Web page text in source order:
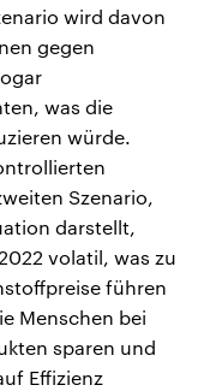
wird davon
gegen
was die
würde.
Szenario,
darstellt,
volatil, was zu
führen
Menschen bei
sparen und
Effizienz